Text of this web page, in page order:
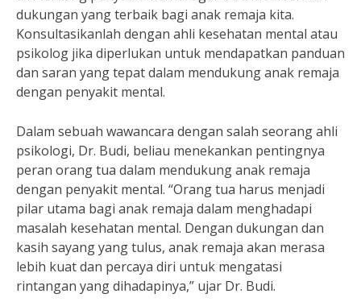
dukungan yang terbaik bagi anak remaja kita.
Konsultasikanlah dengan ahli kesehatan mental atau
psikolog jika diperlukan untuk mendapatkan panduan
dan saran yang tepat dalam mendukung anak remaja
dengan penyakit mental.
Dalam sebuah wawancara dengan salah seorang ahli
psikologi, Dr. Budi, beliau menekankan pentingnya
peran orang tua dalam mendukung anak remaja
dengan penyakit mental. “Orang tua harus menjadi
pilar utama bagi anak remaja dalam menghadapi
masalah kesehatan mental. Dengan dukungan dan
kasih sayang yang tulus, anak remaja akan merasa
lebih kuat dan percaya diri untuk mengatasi
rintangan yang dihadapinya,” ujar Dr. Budi.